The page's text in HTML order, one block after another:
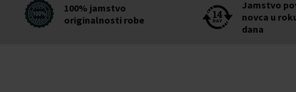
100% jamstvo
originalnosti robe
Jamstvo
novca u
dana